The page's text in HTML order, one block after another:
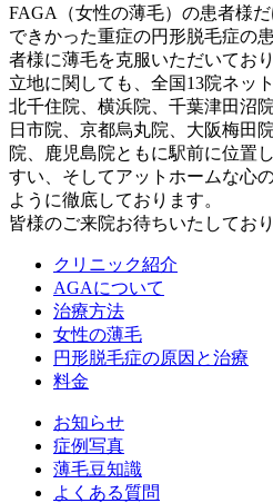
FAGA（女性の薄毛）の患者様
できかった重症の円形脱毛症の
者様に薄毛を克服いただいており
立地に関しても、全国13院ネッ
北千住院、横浜院、千葉津田沼
日市院、京都烏丸院、大阪梅田
院、鹿児島院ともに駅前に位置
すい、そしてアットホームな心
ように徹底しております。
皆様のご来院お待ちいたしており
クリニック紹介
AGAについて
治療方法
女性の薄毛
円形脱毛症の原因と治療
料金
お知らせ
症例写真
薄毛豆知識
よくある質問